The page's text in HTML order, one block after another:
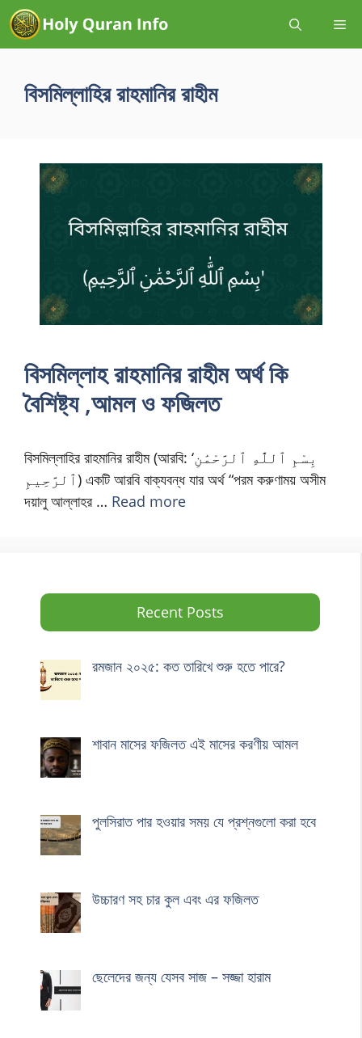
বিসমিল্লাহির রাহমানির রাহীম
বিসমিল্লাহ রাহমানির রাহীম অর্থ কি
বৈশিষ্ট্য ,আমল ও ফজিলত
বিসমিল্লাহির রাহমানির রাহীম (আরবি: ‘بِسْمِ ٱللَّٰهِ ٱلرَّحْمَٰنِ
ٱلرَّحِيمِ‎‎) একটি আরবি বাক্যবন্ধ যার অর্থ “পরম করুণাময় অসীম
দয়ালু আল্লাহর … Read more
Recent Posts
রমজান ২০২৫: কত তারিখে শুরু হতে পারে?
শাবান মাসের ফজিলত এই মাসের করণীয় আমল
পুলসিরাত পার হওয়ার সময় যে প্রশ্নগুলো করা হবে
উচ্চারণ সহ চার কুল এবং এর ফজিলত
ছেলেদের জন্য যেসব সাজ – সজ্জা হারাম